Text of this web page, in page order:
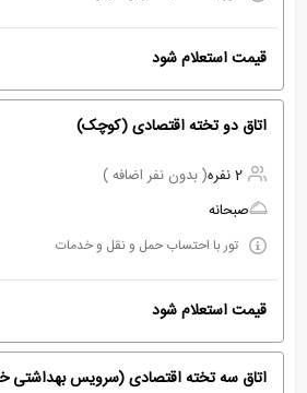
قیمت استعلام شود
اتاق دو تخته اقتصادی (کوچک)
2 نفره
( بدون نفر اضافه )
صبحانه
تور با احتساب حمل و نقل و خدمات
قیمت استعلام شود
اتاق سه تخته اقتصادی (سرویس بهداشتی